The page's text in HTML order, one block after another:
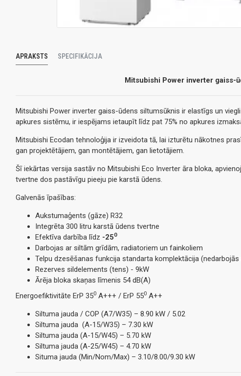
APRAKSTS SPECIFIKĀCIJA
Mitsubishi Power inverter gaiss-
Mitsubishi Power inverter gaiss-ūdens siltumsūknis ir elastīgs un
apkures sistēmu, ir iespējams ietaupīt līdz pat 75% no apkures
Mitsubishi Ecodan tehnoloģija ir izveidota tā, lai izturētu nākotnes
gan projektētājiem, gan montētājiem, gan lietotājiem.
Šī iekārtas versija sastāv no Mitsubishi Eco Inverter āra bloka,
tvertne dos pastāvīgu pieeju pie karstā ūdens.
Galvenās īpašības:
Aukstumaģents (gāze) R32
Integrēta 300 litru karstā ūdens tvertne
Efektīva darbība līdz -250
Darbojas ar siltām grīdām, radiatoriem un fainkoliem
Telpu dzesēšanas funkcija standarta komplektācija
Rezerves sildelements (tens) - 9kW
Ārēja bloka skaņas līmenis 54 dB(A)
Energoefiktivitāte ErP 350 A+++ / ErP 550 A++
Siltuma jauda / COP (A7/W35) – 8.90 kW / 5.02
Siltuma jauda (A-15/W35) – 7.30 kW
Siltuma jauda (A-15/W45) – 5.70 kW
Siltuma jauda (A-25/W45) – 4.70 kW
Situma jauda (Min/Nom/Max) – 3.10/8.00/9.30 kW